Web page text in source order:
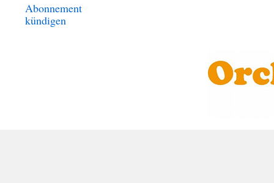
Abonnement
kündigen